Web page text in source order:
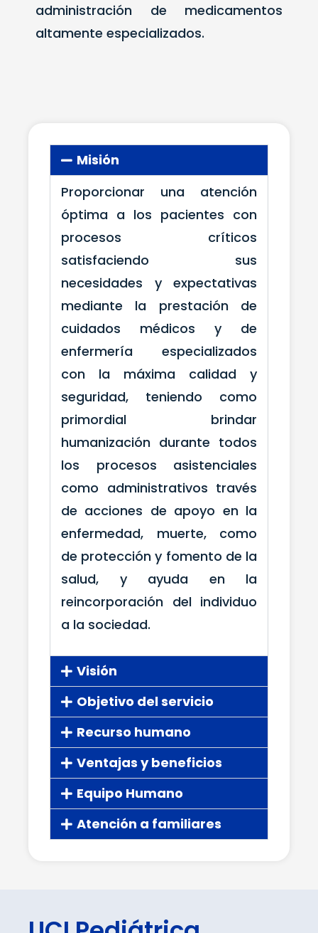
administración de medicamentos
altamente especializados.
Misión
Proporcionar una atención
óptima a los pacientes con
procesos críticos
satisfaciendo sus
necesidades y expectativas
mediante la prestación de
cuidados médicos y de
enfermería especializados
con la máxima calidad y
seguridad, teniendo como
primordial brindar
humanización durante todos
los procesos asistenciales
como administrativos través
de acciones de apoyo en la
enfermedad, muerte, como
de protección y fomento de la
salud, y ayuda en la
reincorporación del individuo
a la sociedad.
Visión
Objetivo del servicio
Recurso humano
Ventajas y beneficios
Equipo Humano
Atención a familiares